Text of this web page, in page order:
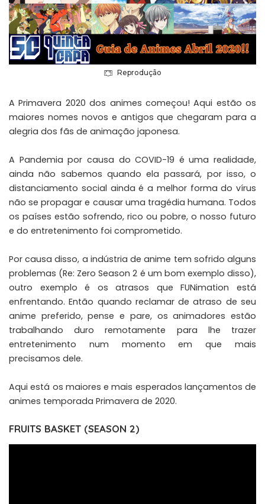
Reprodução
A Primavera 2020 dos animes começou! Aqui estão os
maiores nomes novos e antigos que chegaram para a
alegria dos fãs de animação japonesa.
A Pandemia por causa do COVID-19 é uma realidade,
ainda não sabemos quando ela passará, por isso, o
distanciamento social ainda é a melhor forma do vírus
não se propagar e causar uma tragédia humana. Todos
os países estão sofrendo, rico ou pobre, o nosso futuro
e do entretenimento foi comprometido.
Por causa disso, a indústria de anime tem sofrido alguns
problemas (Re: Zero Season 2 é um bom exemplo disso),
outro exemplo é os atrasos que FUNimation está
enfrentando. Então quando reclamar de atraso de seu
anime preferido, pense e pare, os animadores estão
trabalhando duro remotamente para lhe trazer
entretenimento num momento em que mais
precisamos dele.
Aqui está os maiores e mais esperados lançamentos de
animes temporada Primavera de 2020.
FRUITS BASKET (SEASON 2)